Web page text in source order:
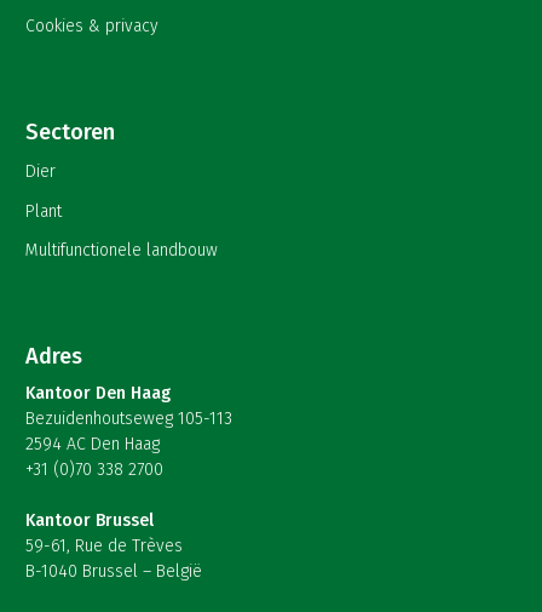
Cookies & privacy
Sectoren
Dier
Plant
Multifunctionele landbouw
Adres
Kantoor Den Haag
Bezuidenhoutseweg 105-113
2594 AC Den Haag
+31 (0)70 338 2700
Kantoor Brussel
59-61, Rue de Trèves
B-1040 Brussel – België